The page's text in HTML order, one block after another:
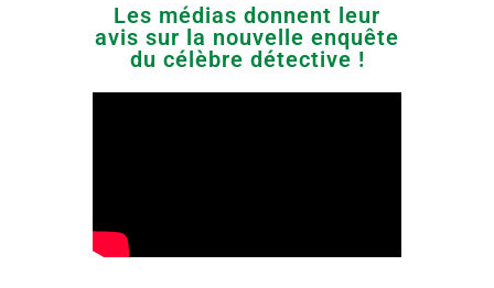
Les médias donnent leur
avis sur la nouvelle enquête
du célèbre détective !